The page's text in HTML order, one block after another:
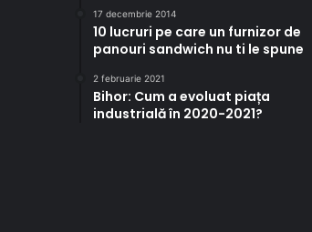
17 decembrie 2014
10 lucruri pe care un furnizor de
panouri sandwich nu ti le spune
2 februarie 2021
Bihor: Cum a evoluat piața
industrială în 2020-2021?